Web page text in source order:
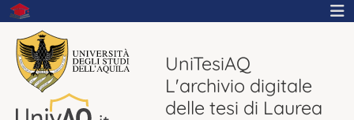
UniTesiAQ
L'archivio digitale
delle tesi di Laurea